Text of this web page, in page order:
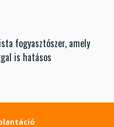
fogyasztószer, amely
is hatásos